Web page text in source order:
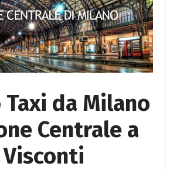
Taxi da Milano
Centrale a